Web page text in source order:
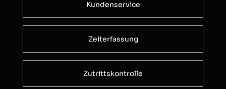
Kundenservice
Zeiterfassung
Zutrittskontrolle